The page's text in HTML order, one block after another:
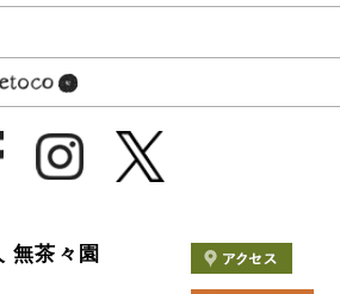
無茶々園